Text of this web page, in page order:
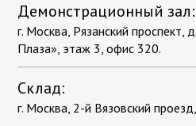
Демонстрационный зал:
г. Москва, Рязанский проспект,
Плаза», этаж 3, офис 320.
Склад:
г. Москва, 2-й Вязовский